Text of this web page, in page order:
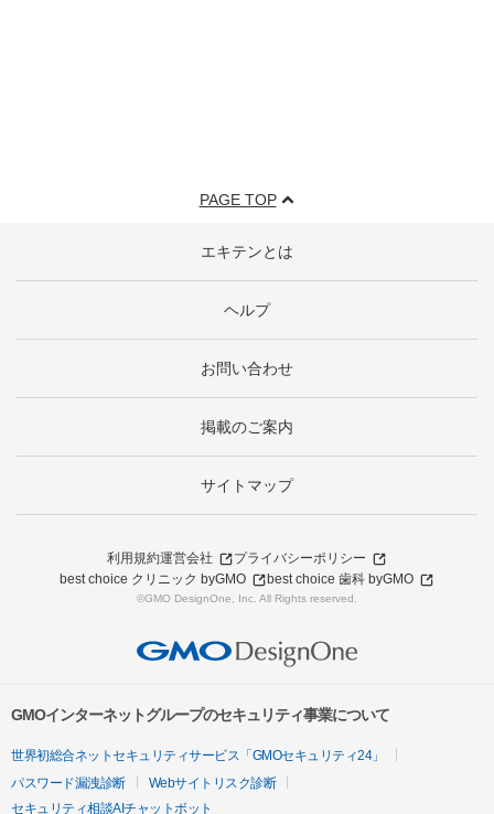
PAGE TOP
エキテンとは
ヘルプ
お問い合わせ
掲載のご案内
サイトマップ
利用規約運営会社
プライバシーポリシー
best choice クリニック byGMO
best choice 歯科 byGMO
©GMO DesignOne, Inc. All Rights reserved.
GMOインターネットグループのセキュリティ事業について
世界初総合ネットセキュリティサービス「GMOセキュリティ24」
パスワード漏洩診断
Webサイトリスク診断
セキュリティ相談AIチャットボット